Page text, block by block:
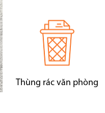
Thùng rác văn phòng